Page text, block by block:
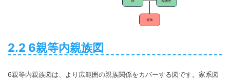
2.2 6親等内親族図
6親等内親族図は、より広範囲の親族関係をカバーする図です。家系図